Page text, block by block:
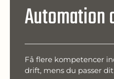
Automation
Få flere kompetencer
drift, mens du passer